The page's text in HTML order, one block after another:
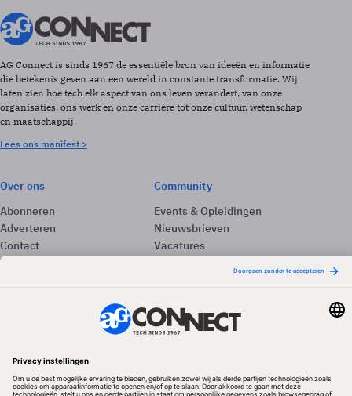
AG Connect is sinds 1967 de essentiële bron van ideeën en informatie
die betekenis geven aan een wereld in constante transformatie. Wij
laten zien hoe tech elk aspect van ons leven verandert, van onze
organisaties, ons werk en onze carrière tot onze cultuur, wetenschap
en maatschappij.
Lees ons manifest >
Over ons
Abonneren
Adverteren
Contact
Colofon
Community
Events & Opleidingen
Nieuwsbrieven
Vacatures